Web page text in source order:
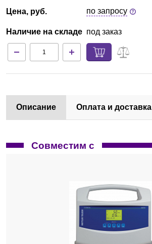
Технический сервис
Доставка и оплата
Цена, руб.
Наличие на складе
по запросу
под заказ
Описание Оплата и доставка
Совместим с